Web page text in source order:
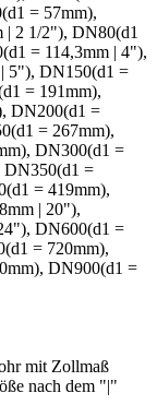
= 57mm),
| 2 1/2"), DN80(d1
= 114,3mm | 4"),
5"), DN150(d1 =
= 191mm),
DN200(d1 =
= 267mm),
DN300(d1 =
DN350(d1 =
= 419mm),
| 20"),
DN600(d1 =
= 720mm),
DN900(d1 =
mit Zollmaß
nach dem "|"